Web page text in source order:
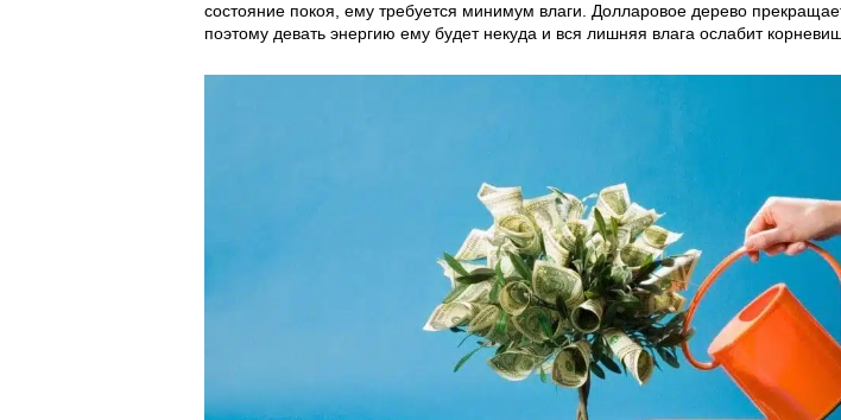
состояние покоя, ему требуется минимум влаги. Долларовое дерево
поэтому девать энергию ему будет некуда и вся лишняя влага ослабит